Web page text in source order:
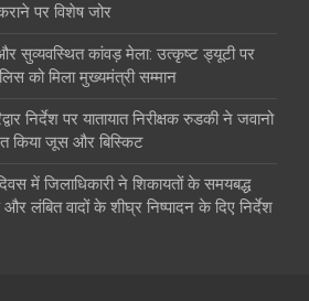
पर विशेष जोर
सुव्यवस्थित कांवड़ मेला: उत्कृष्ट ड्यूटी पर
को मिला मुख्यमंत्री सम्मान
निर्देश पर यातायात निरीक्षक रुडकी ने जवानो
किया जूस और बिस्किट
में जिलाधिकारी ने शिकायतों के समयबद्ध
और लंबित वादों के शीघ्र निष्पादन के दिए निर्देश